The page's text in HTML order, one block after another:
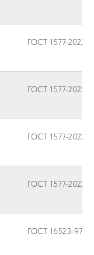
ГОСТ 1577-2022
ГОСТ 1577-2022
ГОСТ 1577-2022
ГОСТ 1577-2022
ГОСТ 16523-97